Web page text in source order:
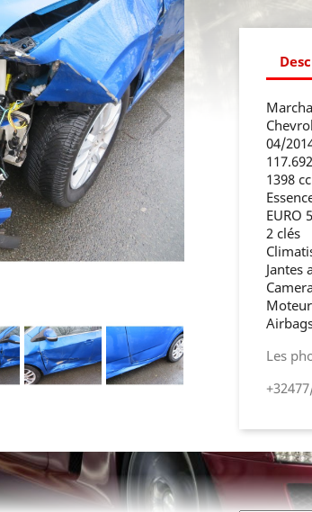
04/
1398
EURO
2 clés
Jantes
Les